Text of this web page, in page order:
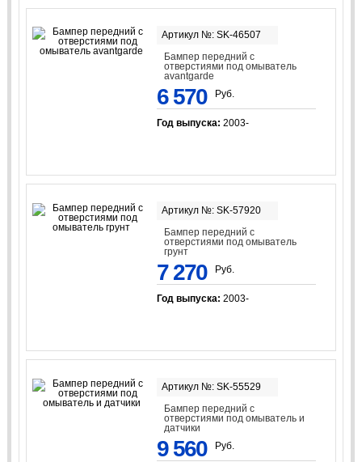
Артикул №: SK-46507
Бампер передний с
отверстиями под омыватель
avantgarde
6 570 Руб.
Год выпуска: 2003-
Артикул №: SK-57920
Бампер передний с
отверстиями под омыватель
грунт
7 270 Руб.
Год выпуска: 2003-
Артикул №: SK-55529
Бампер передний с
отверстиями под омыватель и
датчики
9 560 Руб.